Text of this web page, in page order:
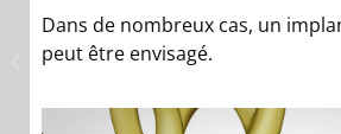
Dans de nombreux cas, un
peut être envisagé.